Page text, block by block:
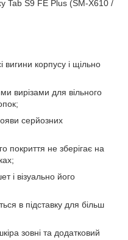
Tab S9 FE Plus (SM-X610 /
вигини корпусу і щільно
вирізами для вільного
серйозних
покриття не зберігає на
і візуально його
в підставку для більш
зовні та додатковий